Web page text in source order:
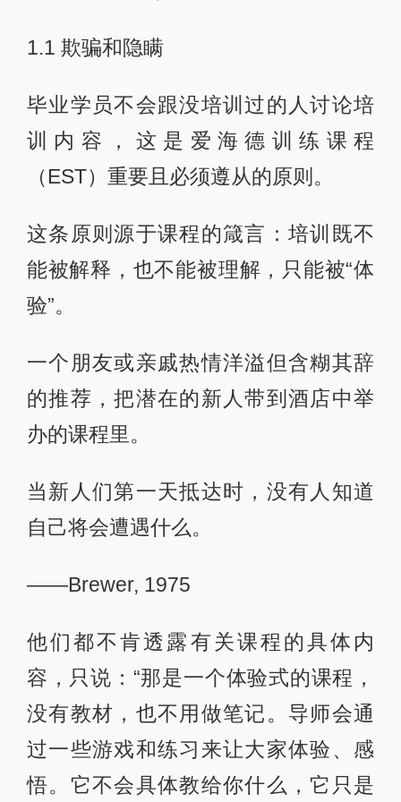
1.1 欺骗和隐瞒
毕业学员不会跟没培训过的人讨论培
训内容，这是爱海德训练课程
（EST）重要且必须遵从的原则。
这条原则源于课程的箴言：培训既不
能被解释，也不能被理解，只能被“体
验”。
一个朋友或亲戚热情洋溢但含糊其辞
的推荐，把潜在的新人带到酒店中举
办的课程里。
当新人们第一天抵达时，没有人知道
自己将会遭遇什么。
——Brewer, 1975
他们都不肯透露有关课程的具体内
容，只说：“那是一个体验式的课程，
没有教材，也不用做笔记。导师会通
过一些游戏和练习来让大家体验、感
悟。它不会具体教给你什么，它只是